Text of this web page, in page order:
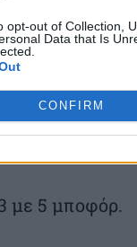
opt-out of Collection,
Data that Is
CONFIRM
στη
ΔΩΔΕΚΑΝΗΣΑ
με 5 μποφόρ.